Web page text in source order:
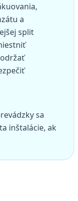
a
split
sa
inštalácie, ak